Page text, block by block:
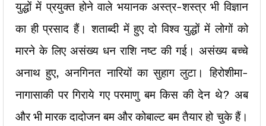
युद्धों में प्रयुक्त होने वाले भयानक अस्त्र-शस्त्र भी विज्ञान
का ही प्रसाद हैं। शताब्दी में हुए दो विश्व युद्धों में लोगों को
मारने के लिए असंख्य धन राशि नष्ट की गई। असंख्य बच्चे
अनाथ हुए, अनगिनत नारियों का सुहाग लुटा। हिरोशीमा-
नागासाकी पर गिराये गए परमाणु बम किस की देन थे? अब
और भी मारक दादोजन बम और कोबाल्ट बम तैयार हो चुके हैं।